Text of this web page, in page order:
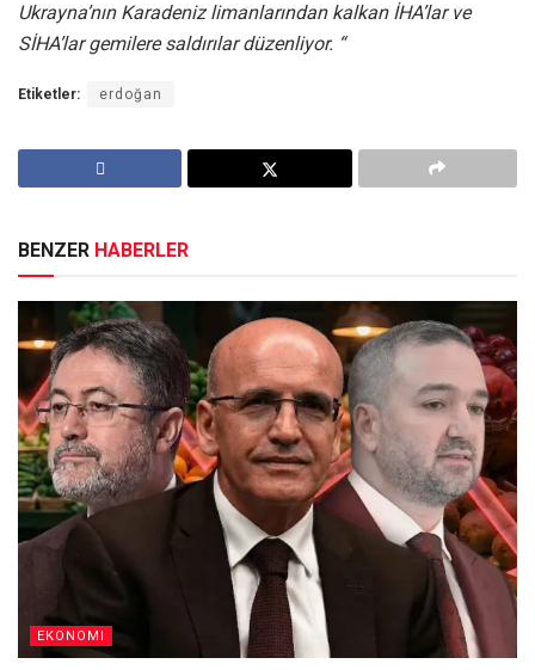
Ukrayna’nın Karadeniz limanlarından kalkan İHA’lar ve
SİHA’lar gemilere saldırılar düzenliyor. “
Etiketler: erdoğan
BENZER HABERLER
EKONOMI